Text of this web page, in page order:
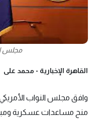
مجلس
القاهرة الإخبارية - محمد على
وافق مجلس النواب
منح مساعدات عسكرية